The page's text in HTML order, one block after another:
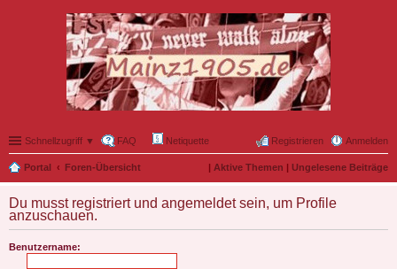
Schnellzugriff ▼ FAQ Netiquette Anmelden
Registrieren
Portal Foren-Übersicht | Aktive Themen | Ungelesene Beiträge
Du musst registriert und angemeldet sein, um Profile
anzuschauen.
Benutzername: